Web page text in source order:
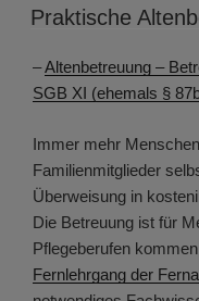
AM
Praktische
–Altenbetreuung –
SGB XI (ehemals §
Immer mehr
Familienmitglieder
Überweisung in
Die Betreuung ist für
Pflegeberufen
Fernlehrgang der